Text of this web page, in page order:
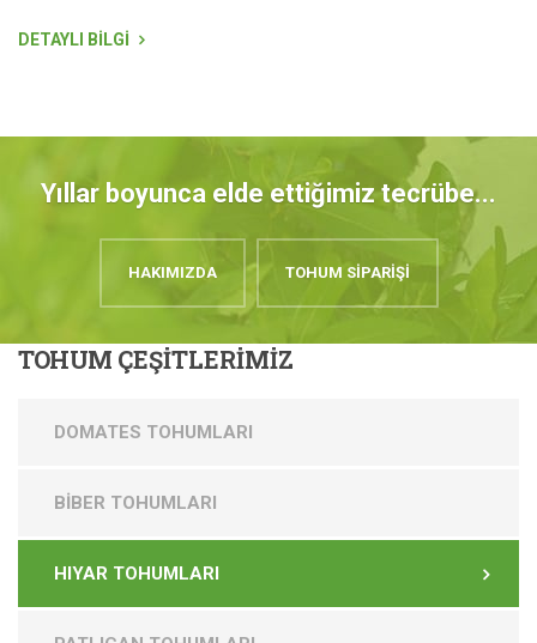
DETAYLI BİLGİ
Yıllar boyunca elde ettiğimiz tecrübe...
HAKIMIZDA TOHUM SİPARİŞİ
TOHUM ÇEŞİTLERİMİZ
DOMATES TOHUMLARI
BİBER TOHUMLARI
HIYAR TOHUMLARI